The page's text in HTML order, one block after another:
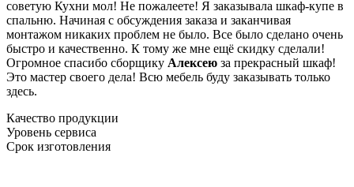
советую Кухни мол! Не пожалеете! Я заказывала шкаф-купе в
спальню. Начиная с обсуждения заказа и заканчивая
монтажом никаких проблем не было. Все было сделано очень
быстро и качественно. К тому же мне ещё скидку сделали!
Огромное спасибо сборщику Алексею за прекрасный шкаф!
Это мастер своего дела! Всю мебель буду заказывать только
здесь.
Качество продукции
Уровень сервиса
Срок изготовления